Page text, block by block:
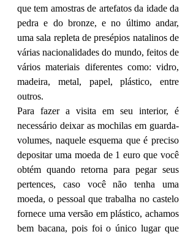
que tem amostras de artefatos da idade da
pedra e do bronze, e no último andar,
uma sala repleta de presépios natalinos de
várias nacionalidades do mundo, feitos de
vários materiais diferentes como: vidro,
madeira, metal, papel, plástico, entre
outros.
Para fazer a visita em seu interior, é
necessário deixar as mochilas em guarda-
volumes, naquele esquema que é preciso
depositar uma moeda de 1 euro que você
obtém quando retorna para pegar seus
pertences, caso você não tenha uma
moeda, o pessoal que trabalha no castelo
fornece uma versão em plástico, achamos
bem bacana, pois foi o único lugar que